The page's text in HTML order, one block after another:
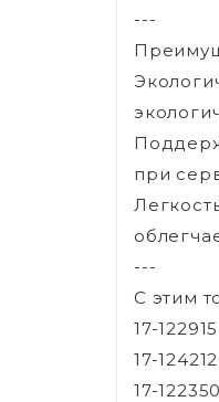
---
при
---
С этим
17-
17-
17-